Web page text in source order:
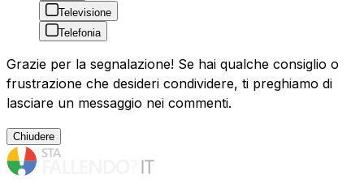
Televisione
Telefonia
Grazie per la segnalazione! Se hai qualche consiglio o
frustrazione che desideri condividere, ti preghiamo di
lasciare un messaggio nei commenti.
Chiudere